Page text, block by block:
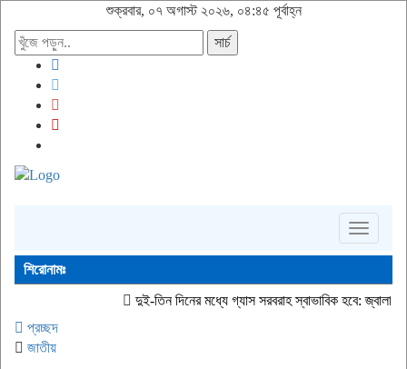
শুক্রবার, ০৭ অগাস্ট ২০২৬, ০৪:৪৫ পূর্বাহ্ন
সার্চ
Toggle
শিরোনামঃ
দুই-তিন দিনের মধ্যে গ্যাস সরবরাহ স্বাভাবিক হবে: জ্বালানি মন্ত্রী
জীবিত
প্রচ্ছদ
জাতীয়